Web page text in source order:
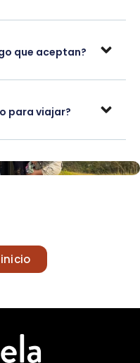
que aceptan?
para viajar?